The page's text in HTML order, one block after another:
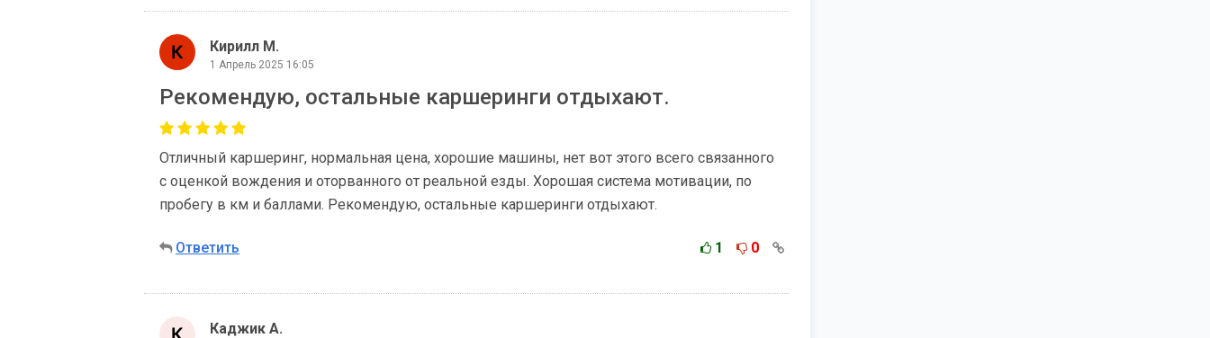
Кирилл М.
1 Апрель 2025 16:05
Рекомендую, остальные каршеринги отдыхают.
Отличный каршеринг, нормальная цена, хорошие машины, нет вот этого всего связанного
с оценкой вождения и оторванного от реальной езды. Хорошая система мотивации, по
пробегу в км и баллами. Рекомендую, остальные каршеринги отдыхают.
Ответить 1 0
Каджик А.